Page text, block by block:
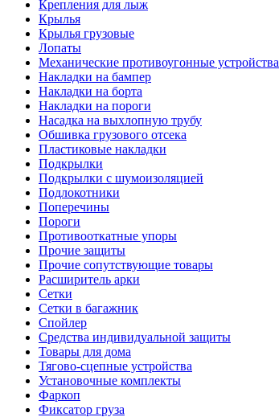
Крепления для лыж
Крылья
Крылья грузовые
Лопаты
Механические противоугонные устройства
Накладки на бампер
Накладки на борта
Накладки на пороги
Насадка на выхлопную трубу
Обшивка грузового отсека
Пластиковые накладки
Подкрылки
Подкрылки с шумоизоляцией
Подлокотники
Поперечины
Пороги
Противооткатные упоры
Прочие защиты
Прочие сопутствующие товары
Расширитель арки
Сетки
Сетки в багажник
Спойлер
Средства индивидуальной защиты
Товары для дома
Тягово-сцепные устройства
Установочные комплекты
Фаркоп
Фиксатор груза